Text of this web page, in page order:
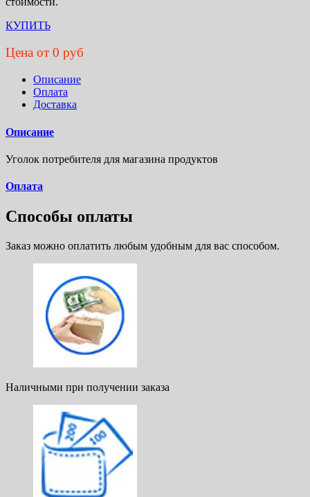
КУПИТЬ
Цена от 0 руб
Описание
Оплата
Доставка
Описание
Уголок потребителя для магазина продуктов
Оплата
Способы оплаты
Заказ можно оплатить любым удобным для вас способом.
Наличными при получении заказа